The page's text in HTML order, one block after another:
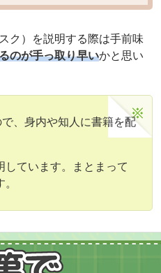
ク）を説明する際は手前味
のが手っ取り早いかと思い
で、身内や知人に書籍を配
しています。まとまって